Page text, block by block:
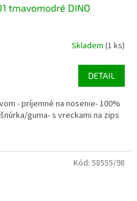
tmavomodré DINO
Skladem (1 ks)
DETAIL
- príjemné na nosenie- 100%
guma- s vreckami na zips
Kód: 58555/98